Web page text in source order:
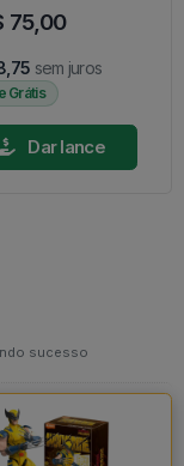
75,00
sem juros
Grátis
Dar lance
sucesso